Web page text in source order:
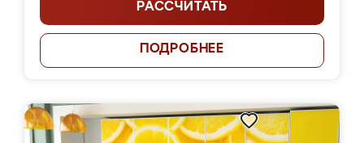
РАССЧИТАТЬ
ПОДРОБНЕЕ